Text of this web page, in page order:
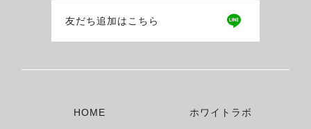
友だち追加はこちら
HOME ホワイトラボ